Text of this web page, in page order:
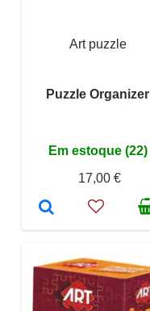
Art puzzle
Puzzle Organizer
Em estoque (22)
17,00 €